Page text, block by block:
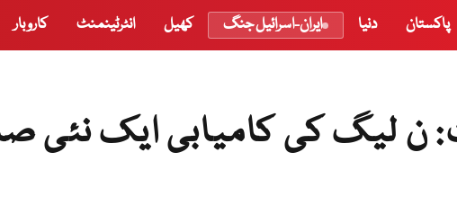
پاکستان دنیا ایران-اسرائیل جنگ کھیل انٹرٹینمنٹ کاروبار
ن لیگ کی کامیابی ایک نئی